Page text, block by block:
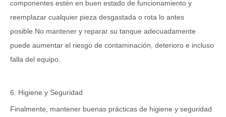
componentes estén en buen estado de funcionamiento y
reemplazar cualquier pieza desgastada o rota lo antes
posible.No mantener y reparar su tanque adecuadamente
puede aumentar el riesgo de contaminación, deterioro e incluso
falla del equipo.
6. Higiene y Seguridad
Finalmente, mantener buenas prácticas de higiene y seguridad